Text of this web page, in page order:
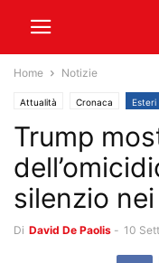
Home Notizie
Attualità Cronaca Esteri
Trump
silenzio
Di David De Paolis - 10